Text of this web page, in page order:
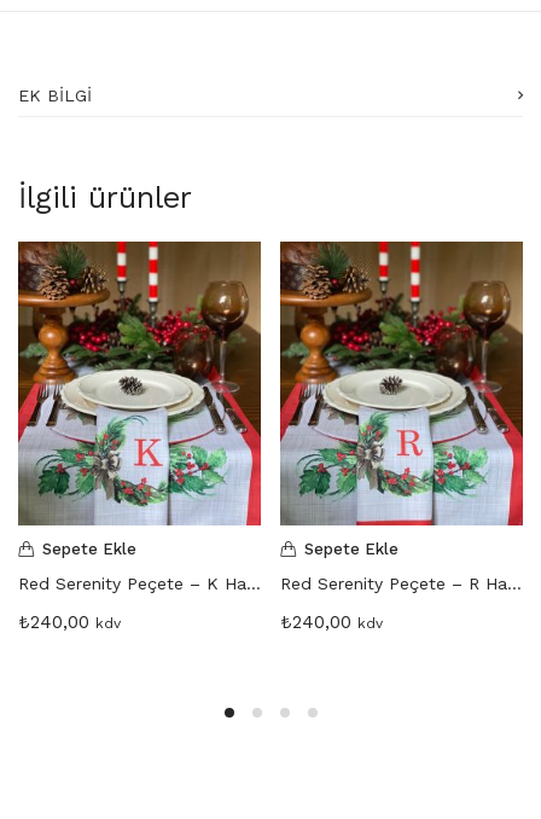
EK BILGI
İlgili ürünler
Sepete Ekle
Red Serenity Peçete – K Harfi
₺240,00 kdv
Sepete Ekle
Red Serenity Peçete – R Harfi
₺240,00 kdv